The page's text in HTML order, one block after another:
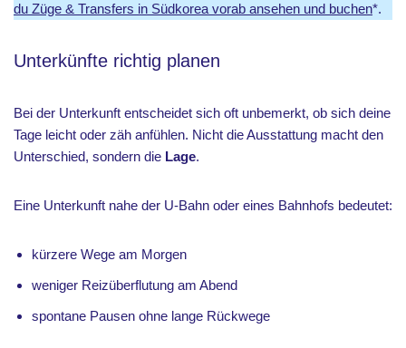
du Züge & Transfers in Südkorea vorab ansehen und buchen*.
Unterkünfte richtig planen
Bei der Unterkunft entscheidet sich oft unbemerkt, ob sich deine
Tage leicht oder zäh anfühlen. Nicht die Ausstattung macht den
Unterschied, sondern die Lage.
Eine Unterkunft nahe der U-Bahn oder eines Bahnhofs bedeutet:
kürzere Wege am Morgen
weniger Reizüberflutung am Abend
spontane Pausen ohne lange Rückwege